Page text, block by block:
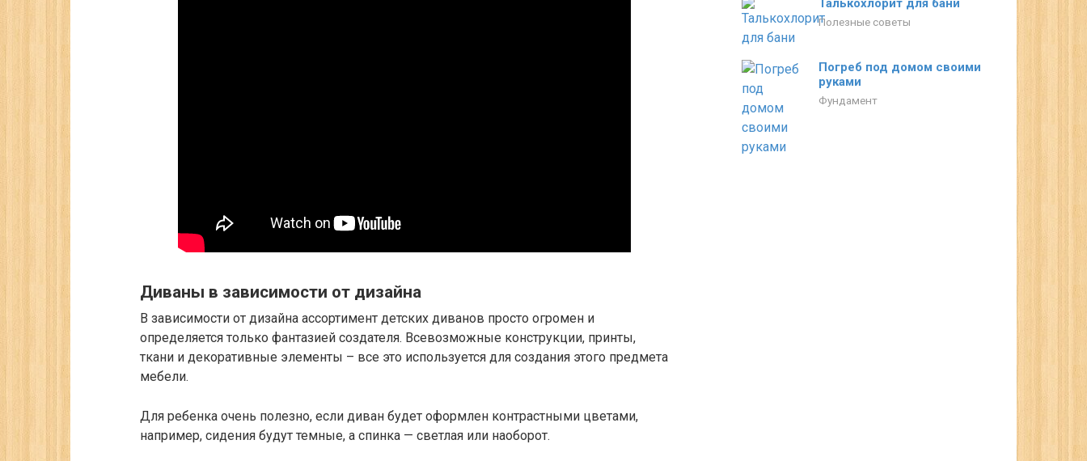
Диваны в зависимости от дизайна
В зависимости от дизайна ассортимент детских диванов просто огромен и
определяется только фантазией создателя. Всевозможные конструкции, принты,
ткани и декоративные элементы – все это используется для создания этого предмета
мебели.
Для ребенка очень полезно, если диван будет оформлен контрастными цветами,
например, сидения будут темные, а спинка — светлая или наоборот.
Талькохлорит для бани
Полезные советы
Погреб под домом своими
руками
Фундамент